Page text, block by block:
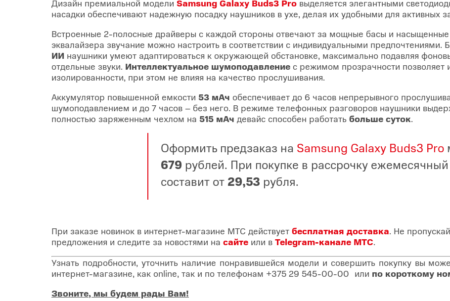
Дизайн премиальной модели Samsung Galaxy Buds3 Pro выделяется элегантными
насадки обеспечивают надежную посадку наушников в ухе, делая их удобными для активных
Встроенные 2-полосные драйверы с каждой стороны отвечают за мощные басы и
эквалайзера звучание можно настроить в соответствии с индивидуальными предпочтениями.
ИИ наушники умеют адаптироваться к окружающей обстановке, максимально подавляя
отдельные звуки. Интеллектуальное шумоподавление с режимом прозрачности позволяет
изолированности, при этом не влияя на качество прослушивания.
Аккумулятор повышенной емкости 53 мАч обеспечивает до 6 часов непрерывного
шумоподавлением и до 7 часов – без него. В режиме телефонных разговоров наушники
полностью заряженным чехлом на 515 мАч девайс способен работать больше суток.
Оформить предзаказ на Samsung Galaxy Buds3 Pro
679 рублей. При покупке в рассрочку
составит от 29,53 рубля.
При заказе новинок в интернет-магазине МТС действует бесплатная доставка. Не
предложения и следите за новостями на сайте или в Telegram-канале МТС.
Узнать подробности, уточнить наличие понравившейся модели и совершить покупку вы
интернет-магазине, как online, так и по телефонам +375 29 545-00-00 или по короткому
Звоните, мы будем рады Вам!